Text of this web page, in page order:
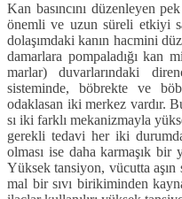
Kan basıncını düzenleyen
önemli ve uzun süreli etkiyi
dolaşımdaki kanın hacmini
damarlara pompaladığı kan
marlar) duvarlarındaki
sisteminde, böb­rekte ve
odaklasan iki merkez vardır.
sı iki farklı mekanizmayla
gerekli tedavi her iki
olması ise daha kar­maşık
Yüksek tansiyon, vücutta
mal bir sıvı birikiminden